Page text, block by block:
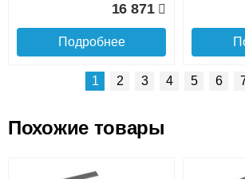
16 871
Подробнее
Конвектор ITT.080.200.1300
1 2 3 4 5 6
Похожие товары